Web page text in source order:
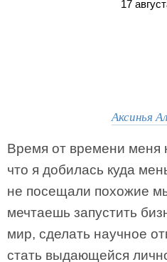
17
Аксинья
Время от времени
что я добилась куда
не посещали похожие
мечтаешь запустить
мир, сделать научное
стать выдающейся